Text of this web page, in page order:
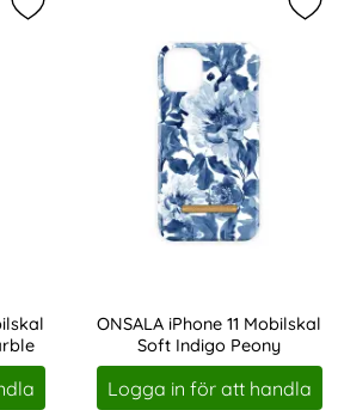
Markera oNSALA iPhone 11
ONSALA iPhone 11 Mobilskal
Soft Indigo Peony
Art. nr 207711
Logga in för att handla